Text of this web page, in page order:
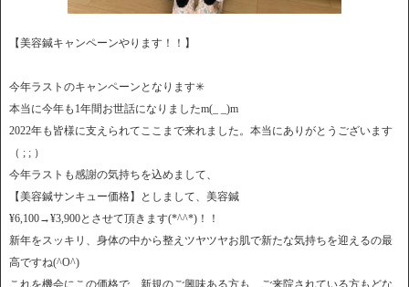
【美容鍼キャンペーンやります！！】
今年ラストのキャンペーンとなります✳︎
本当に今年も1年間お世話になりましたm(_ _)m
2022年も皆様に支えられてここまで来れました。本当にありがとうございます
（ ; ; ）
今年ラストも感謝の気持ちを込めまして、
【美容鍼サンキュー価格】としまして、美容鍼
¥6,100→¥3,900とさせて頂きます(*^^*)！！
新年をスッキリ、身体の中から整えツヤツヤお肌で新たな気持ちを迎えるの最
高ですね(^O^)
これを機会にこの価格で、新規のご興味ある方も、ご来院されている方もどな